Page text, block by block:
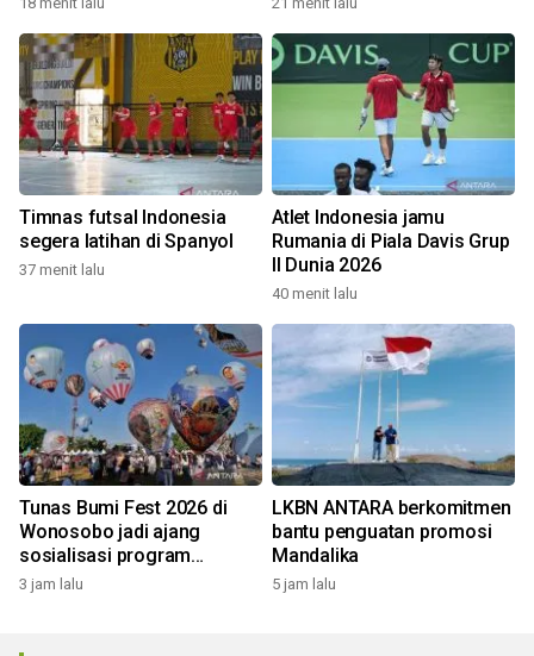
Timnas futsal Indonesia
segera latihan di Spanyol
37 menit lalu
Atlet Indonesia jamu
Rumania di Piala Davis Grup
II Dunia 2026
40 menit lalu
Tunas Bumi Fest 2026 di
Wonosobo jadi ajang
sosialisasi program
pemerintah lewat balon
3 jam lalu
LKBN ANTARA berkomitmen
bantu penguatan promosi
Mandalika
5 jam lalu